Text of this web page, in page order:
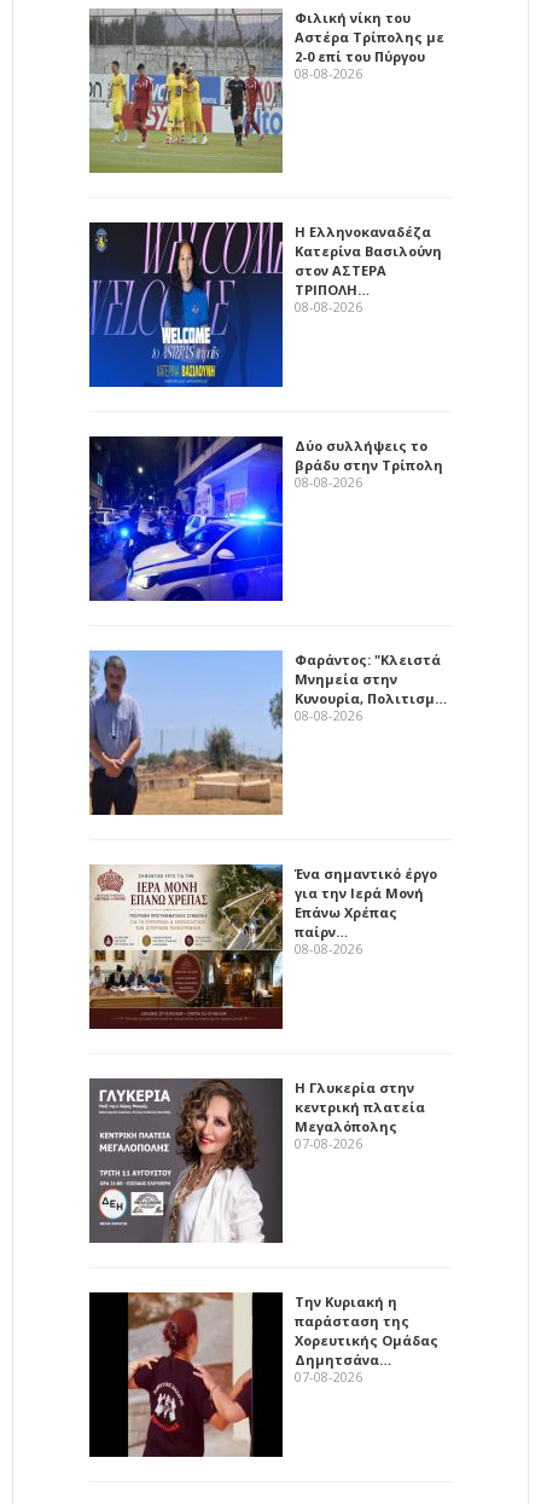
Φιλική νίκη του
Αστέρα Τρίπολης με
2-0 επί του Πύργου
08-08-2026
Η Ελληνοκαναδέζα
Κατερίνα Βασιλούνη
στον ΑΣΤΕΡΑ
ΤΡΙΠΟΛΗ…
08-08-2026
Δύο συλλήψεις το
βράδυ στην Τρίπολη
08-08-2026
Φαράντος: "Κλειστά
Μνημεία στην
Κυνουρία, Πολιτισμ…
08-08-2026
Ένα σημαντικό έργο
για την Ιερά Μονή
Επάνω Χρέπας
παίρν…
08-08-2026
Η Γλυκερία στην
κεντρική πλατεία
Μεγαλόπολης
07-08-2026
Την Κυριακή η
παράσταση της
Χορευτικής Ομάδας
Δημητσάνα…
07-08-2026